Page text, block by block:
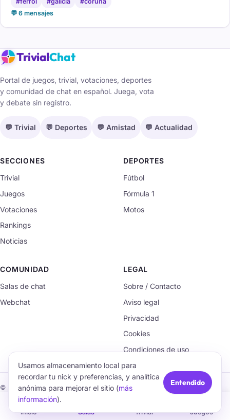
💬 6 mensajes
TrivialChat
Portal de juegos, trivial, votaciones, deportes
y comunidad de chat en español. Juega, vota
y debate sin registro.
💬 Trivial 💬 Deportes 💬 Amistad 💬 Actualidad
SECCIONES
Trivial
Juegos
Votaciones
Rankings
Noticias
DEPORTES
Fútbol
Fórmula 1
Motos
COMUNIDAD
Salas de chat
Webchat
LEGAL
Sobre / Contacto
Aviso legal
Privacidad
Cookies
Condiciones de uso
© 2026 TrivialChat.org · Hecho con cariño para la comunidad.
Usamos almacenamiento local para
recordar tu nick y preferencias, y analítica
anónima para mejorar el sitio (más
información).
Entendido
🏠
Inicio Salas Trivial Juegos